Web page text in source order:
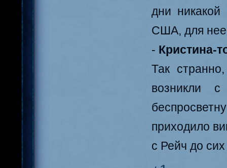
дни
США, для нее
- Кристина-
Так
возникли
приходило
с Рейч до